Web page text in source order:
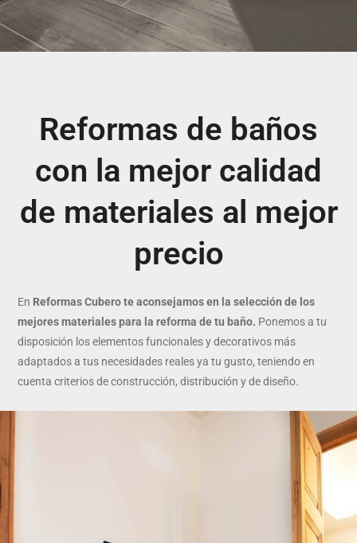
Reformas de baños
con la mejor calidad
de materiales al mejor
precio
En Reformas Cubero te aconsejamos en la selección de los
mejores materiales para la reforma de tu baño. Ponemos a tu
disposición los elementos funcionales y decorativos más
adaptados a tus necesidades reales ya tu gusto, teniendo en
cuenta criterios de construcción, distribución y de diseño.